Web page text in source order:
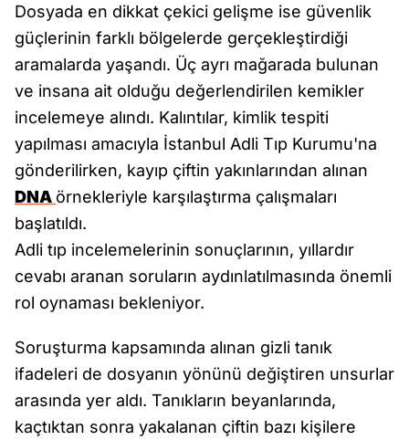
Dosyada en dikkat çekici gelişme ise güvenlik
güçlerinin farklı bölgelerde gerçekleştirdiği
aramalarda yaşandı. Üç ayrı mağarada bulunan
ve insana ait olduğu değerlendirilen kemikler
incelemeye alındı. Kalıntılar, kimlik tespiti
yapılması amacıyla İstanbul Adli Tıp Kurumu'na
gönderilirken, kayıp çiftin yakınlarından alınan
DNA örnekleriyle karşılaştırma çalışmaları
başlatıldı.
Adli tıp incelemelerinin sonuçlarının, yıllardır
cevabı aranan soruların aydınlatılmasında önemli
rol oynaması bekleniyor.
Soruşturma kapsamında alınan gizli tanık
ifadeleri de dosyanın yönünü değiştiren unsurlar
arasında yer aldı. Tanıkların beyanlarında,
kaçtıktan sonra yakalanan çiftin bazı kişilere